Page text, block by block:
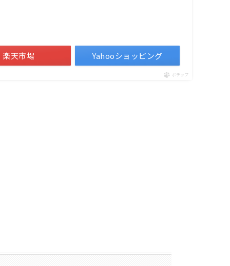
楽天市場 Yahooショッピング
ポチップ